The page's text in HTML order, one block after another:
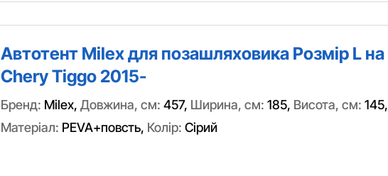
Автотент Milex для позашляховика Розмір L на
Chery Tiggo 2015-
Бренд: Milex, Довжина, см: 457, Ширина, см: 185, Висота, см: 145,
Матеріал: PEVA+повсть, Колір: Сірий